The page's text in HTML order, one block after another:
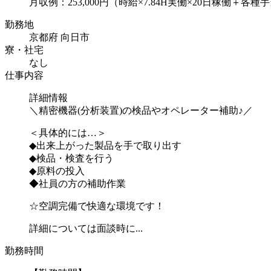
月収例：253,000円（時給×7.84H実働×20日稼働＋各種
勤務地
京都府 向日市
寮・社宅
なし
仕事内容
詳細情報
＼精密機器(分析装置)の検品やオペレーター補助♪／
＜具体的には…＞
◆出来上がった製品を手で取り出す
◆検品・検査を行う
◆原料の投入
◆社員の方の補助作業
☆空調完備で快適な環境です！
詳細については面談時に...
勤務時間